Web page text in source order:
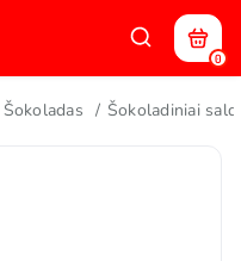
0
Šokoladas Šokoladiniai